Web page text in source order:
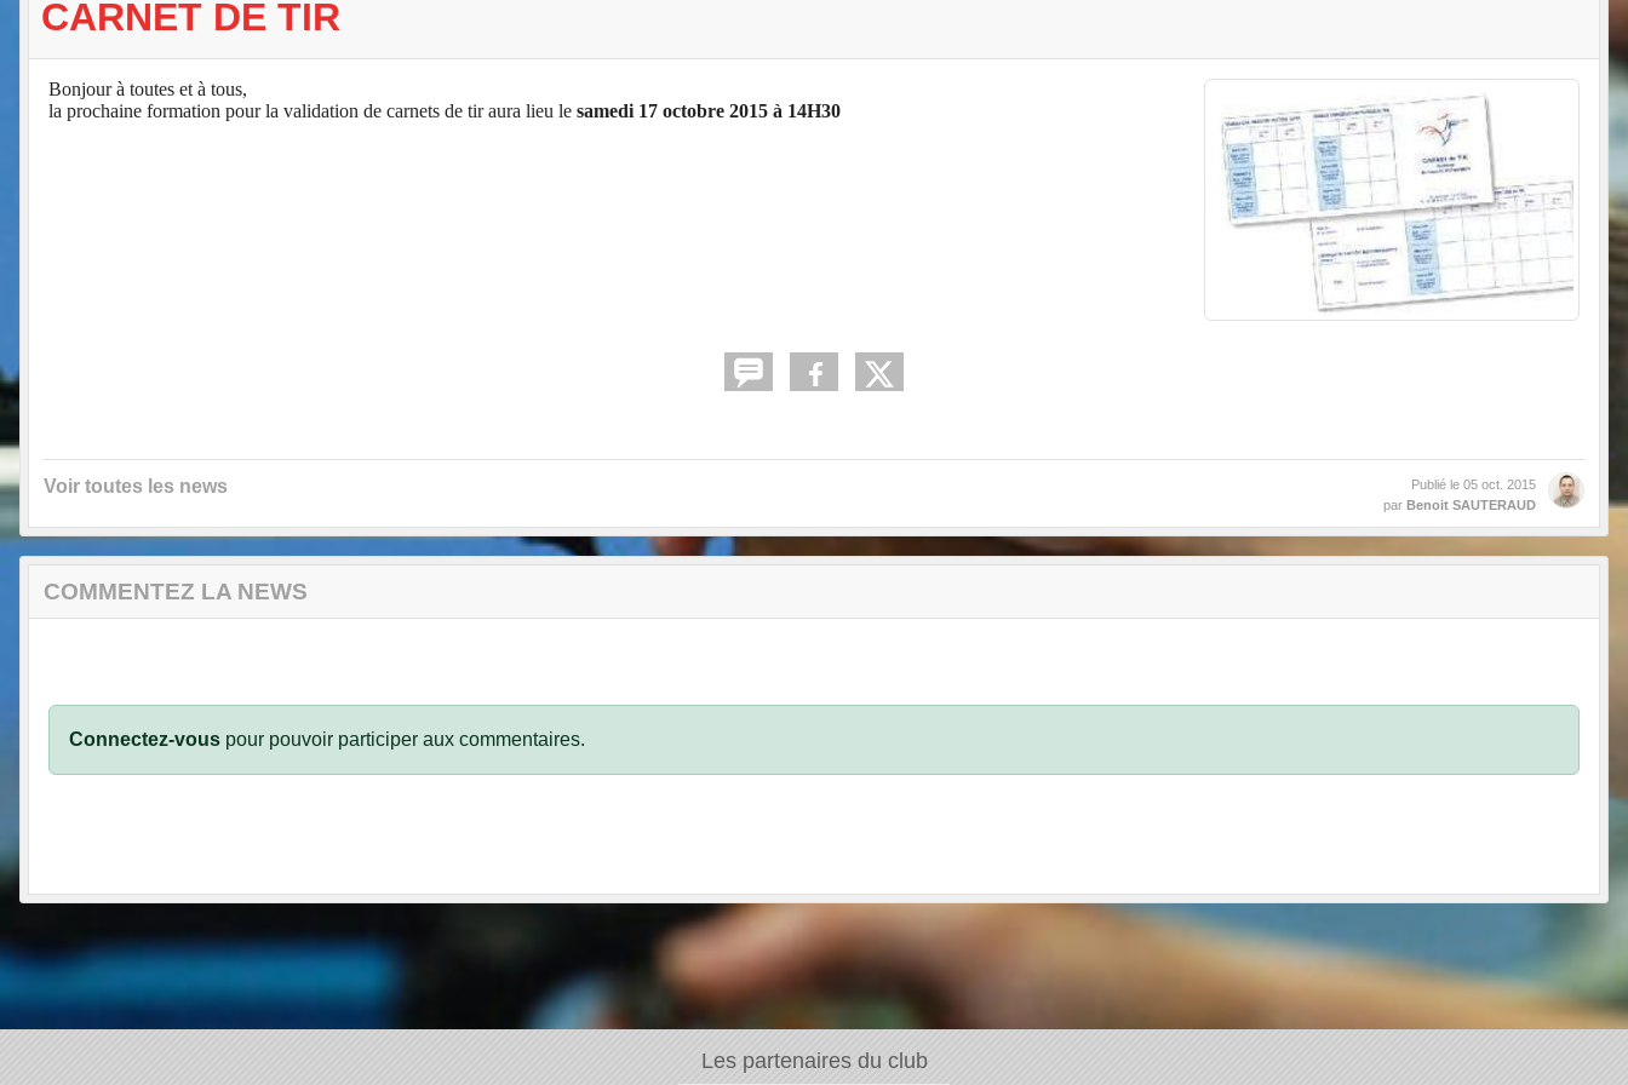
CARNET DE TIR
Bonjour à toutes et à tous,
la prochaine formation pour la validation de carnets de tir aura lieu le samedi 17 octobre 2015 à 14H30
Voir toutes les news Publié le 05 oct. 2015
par Benoit SAUTERAUD
COMMENTEZ LA NEWS
Connectez-vous pour pouvoir participer aux commentaires.
Les partenaires du club